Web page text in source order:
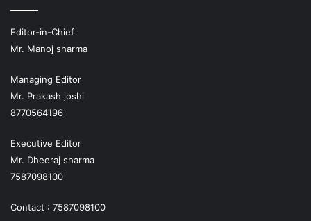
Editor-in-Chief
Mr. Manoj sharma
Managing Editor
Mr. Prakash joshi
8770564196
Executive Editor
Mr. Dheeraj sharma
7587098100
Contact : 7587098100